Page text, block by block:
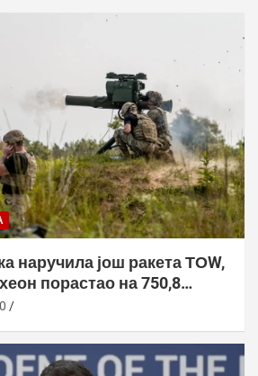
наручила још ракета ТОW,
порастао на 750,8